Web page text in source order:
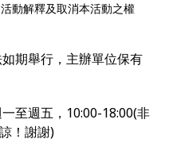
動解釋及取消本活動之權
期舉行，主辦單位保有
至週五，10:00-18:00(非
！謝謝)